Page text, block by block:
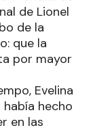
de Lionel
de la
que la
por mayor
Evelina
hecho
en las